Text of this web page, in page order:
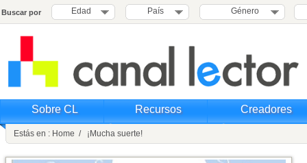
Buscar por Edad País Género
Sobre CL Recursos Creadores
Estás en : Home / ¡Mucha suerte!